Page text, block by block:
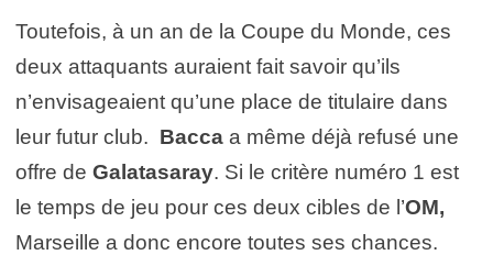
Toutefois, à un an de la Coupe du Monde, ces
deux attaquants auraient fait savoir qu’ils
n’envisageaient qu’une place de titulaire dans
leur futur club. Bacca a même déjà refusé une
offre de Galatasaray. Si le critère numéro 1 est
le temps de jeu pour ces deux cibles de l’OM,
Marseille a donc encore toutes ses chances.